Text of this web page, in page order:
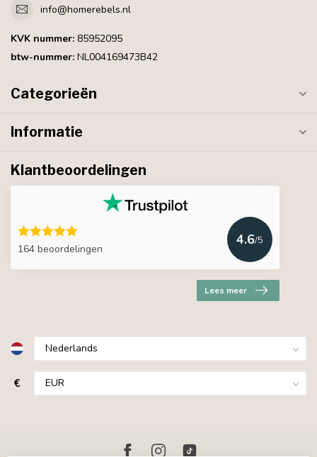
info@homerebels.nl
KVK nummer: 85952095
btw-nummer: NL004169473B42
Categorieën
Informatie
Klantbeoordelingen
164 beoordelingen
4.6/5
Lees meer
€